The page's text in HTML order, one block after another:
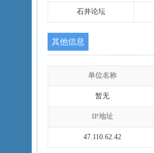
石井论坛
其他信息
单位名称
暂无
IP地址
47.110.62.42